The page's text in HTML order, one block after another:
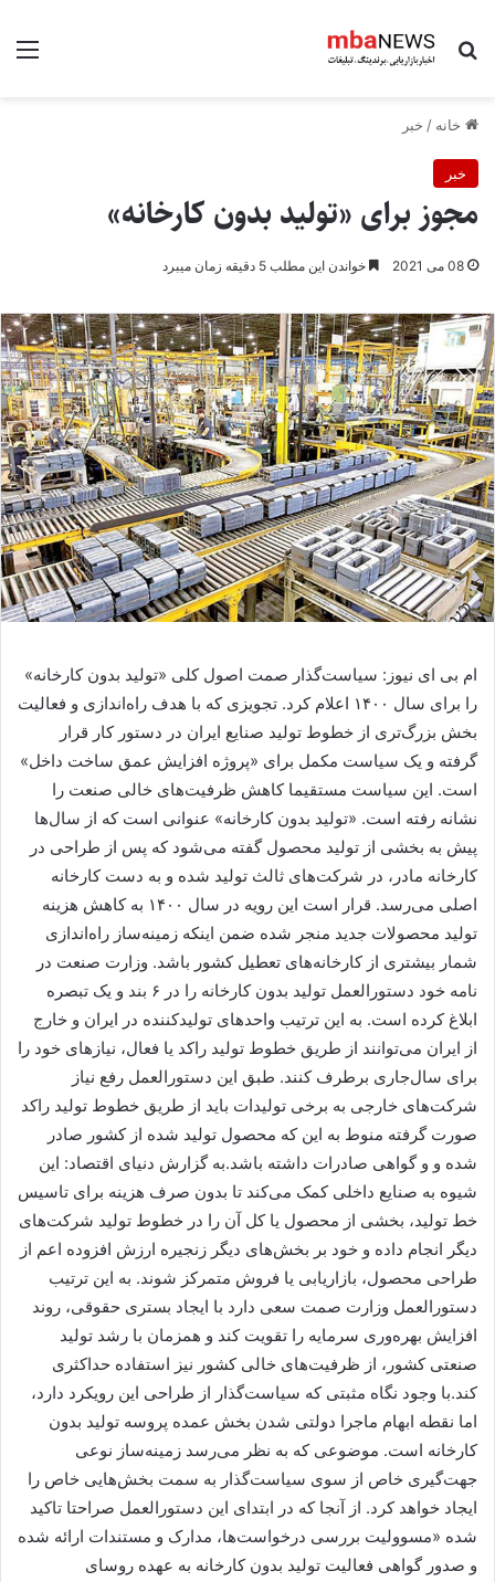
جستجو برای
خانه / خبر
خبر
مجوز برای «تولید بدون کارخانه»
08 می 2021 خواندن این مطلب 5 دقیقه زمان میبرد
ام بی ای نیوز: سیاست‌گذار صمت اصول کلی «تولید بدون کارخانه»
را برای سال ۱۴۰۰ اعلام کرد. تجویزی که با هدف راه‌اندازی و فعالیت
بخش بزرگ‌تری از خطوط تولید صنایع ایران در دستور کار قرار
گرفته و یک سیاست مکمل برای «پروژه افزایش عمق ساخت داخل»
است. این سیاست مستقیما کاهش ظرفیت‌های خالی صنعت را
نشانه رفته است. «تولید بدون کارخانه» عنوانی است که از سال‌ها
پیش به بخشی از تولید محصول گفته می‌شود که پس از طراحی در
کارخانه مادر، در شرکت‌های ثالث تولید شده و به دست کارخانه
اصلی می‌رسد. قرار است این رویه در سال ۱۴۰۰ به کاهش هزینه
تولید محصولات جدید منجر شده ضمن اینکه زمینه‌ساز راه‌اندازی
شمار بیشتری از کارخانه‌های تعطیل کشور باشد. وزارت صنعت در
نامه خود دستورالعمل تولید بدون کارخانه را در ۶ بند و یک تبصره
ابلاغ کرده است. به این ترتیب واحدهای تولیدکننده در ایران و خارج
از ایران می‌توانند از طریق خطوط تولید راکد یا فعال، نیازهای خود را
برای سال‌جاری برطرف کنند. طبق این دستورالعمل رفع نیاز
شرکت‌های خارجی به برخی تولیدات باید از طریق خطوط تولید راکد
صورت گرفته منوط به این که محصول تولید شده از کشور صادر
شده و و گواهی صادرات داشته باشد.به گزارش دنیای اقتصاد: این
شیوه به صنایع داخلی کمک می‌کند تا بدون صرف هزینه برای تاسیس
خط تولید، بخشی از محصول یا کل آن را در خطوط تولید شرکت‌های
دیگر انجام داده و خود بر بخش‌های دیگر زنجیره ارزش افزوده اعم از
طراحی محصول، بازاریابی یا فروش متمرکز شوند. به این ترتیب
دستورالعمل وزارت صمت سعی دارد با ایجاد بستری حقوقی، روند
افزایش بهره‌وری سرمایه را تقویت کند و همزمان با رشد تولید
صنعتی کشور، از ظرفیت‌های خالی کشور نیز استفاده حداکثری
کند.با وجود نگاه مثبتی که سیاست‌گذار از طراحی این رویکرد دارد،
اما نقطه ابهام ماجرا دولتی شدن بخش عمده پروسه تولید بدون
کارخانه است. موضوعی که به نظر می‌رسد زمینه‌ساز نوعی
جهت‌گیری خاص از سوی سیاست‌گذار به سمت بخش‌هایی خاص را
ایجاد خواهد کرد. از آنجا که در ابتدای این دستورالعمل صراحتا تاکید
شده «مسوولیت بررسی درخواست‌ها، مدارک و مستندات ارائه شده
و صدور گواهی فعالیت تولید بدون کارخانه به عهده روسای